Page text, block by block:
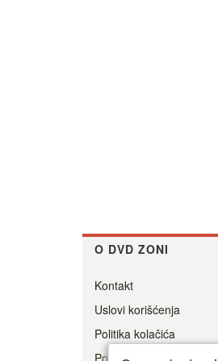
O DVD ZONI
Kontakt
Uslovi korišćenja
Politika kolačića